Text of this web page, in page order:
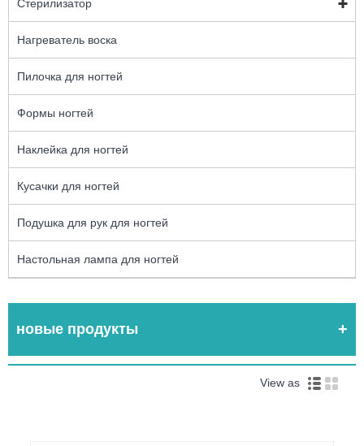
Стерилизатор
Нагреватель воска
Пилочка для ногтей
Формы ногтей
Наклейка для ногтей
Кусачки для ногтей
Подушка для рук для ногтей
Настольная лампа для ногтей
новые продукты
View as